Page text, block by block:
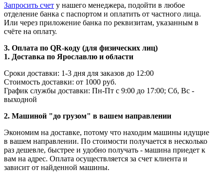
Запросить счет у нашего менеджера, подойти в любое
отделение банка с паспортом и оплатить от частного лица.
Или через приложение банка по реквизитам, указанным в
счёте на оплату.
3. Оплата по QR-коду (для физических лиц)
1. Доставка по Ярославлю и области
Сроки доставки: 1-3 дня для заказов до 12:00
Стоимость доставки: от 1000 руб.
График службы доставки: Пн-Пт с 9:00 до 17:00; Сб, Вс -
выходной
2. Машиной "до грузом" в вашем направлении
Экономим на доставке, потому что находим машины идущие
в вашем направлении. По стоимости получается в несколько
раз дешевле, быстрее и удобно получать - машина приедет к
вам на адрес. Оплата осуществляется за счет клиента и
зависит от найденной машины.